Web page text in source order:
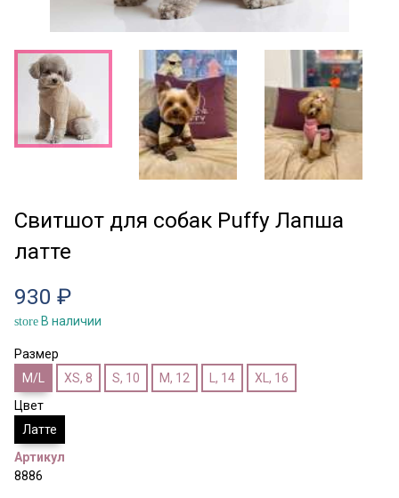
Свитшот для собак Puffy Лапша
латте
930 ₽
store В наличии
Размер
M/L
XS, 8 S, 10 M, 12 L, 14
XL, 16
Цвет
Латте
Артикул
8886